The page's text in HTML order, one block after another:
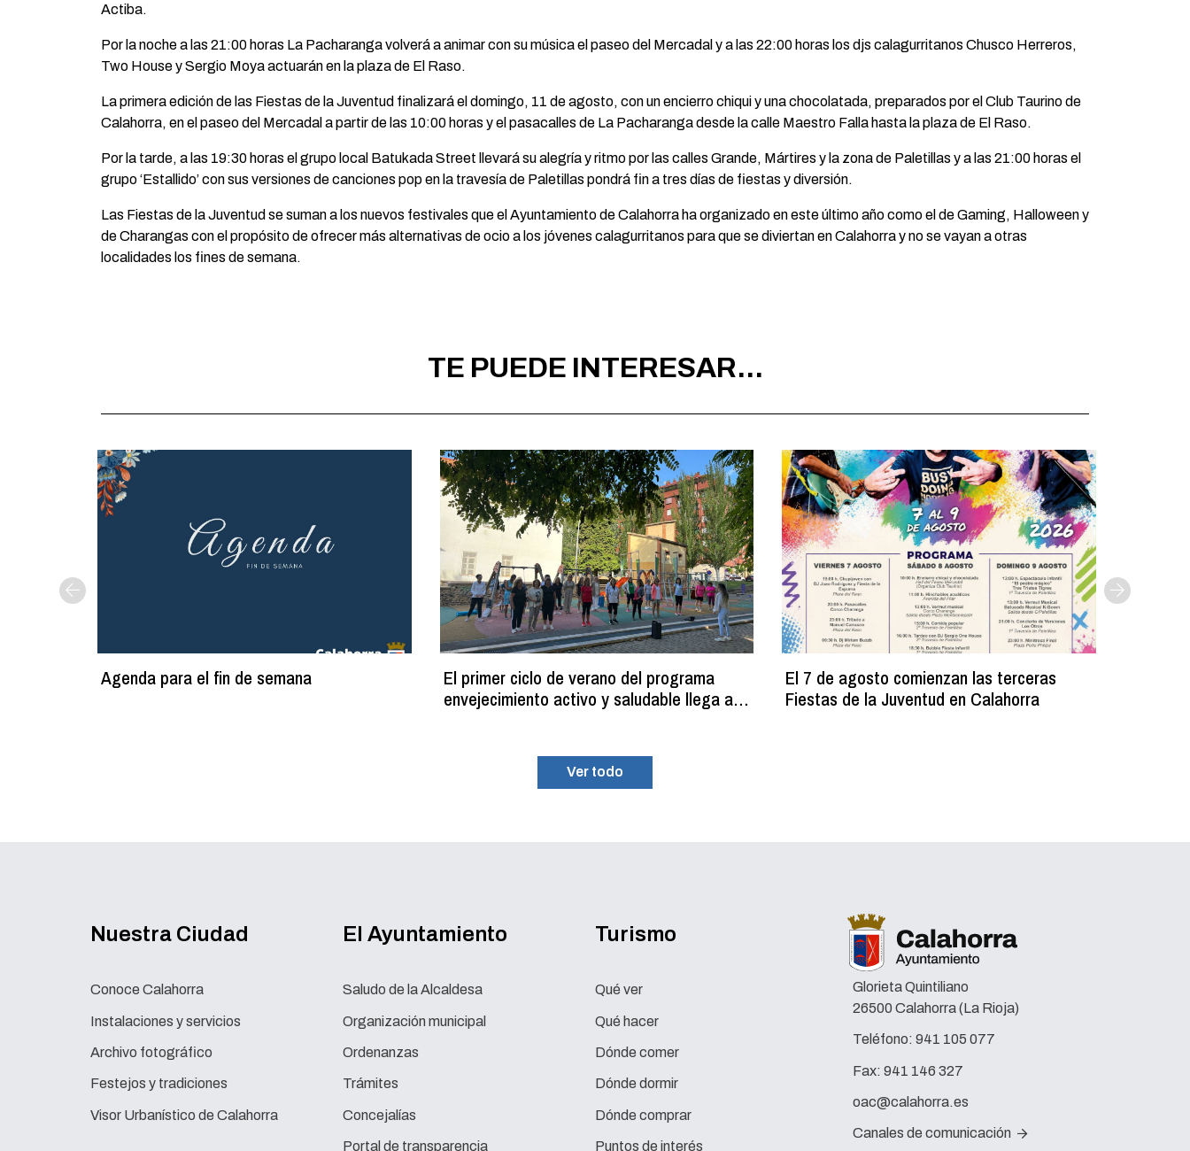
Actiba.
Por la noche a las 21:00 horas La Pacharanga volverá a animar con su música el paseo del Mercadal y a las 22:00 horas los djs calagurritanos Chusco Herreros,
Two House y Sergio Moya actuarán en la plaza de El Raso.
La primera edición de las Fiestas de la Juventud finalizará el domingo, 11 de agosto, con un encierro chiqui y una chocolatada, preparados por el Club Taurino de
Calahorra, en el paseo del Mercadal a partir de las 10:00 horas y el pasacalles de La Pacharanga desde la calle Maestro Falla hasta la plaza de El Raso.
Por la tarde, a las 19:30 horas el grupo local Batukada Street llevará su alegría y ritmo por las calles Grande, Mártires y la zona de Paletillas y a las 21:00 horas el
grupo ‘Estallido’ con sus versiones de canciones pop en la travesía de Paletillas pondrá fin a tres días de fiestas y diversión.
Las Fiestas de la Juventud se suman a los nuevos festivales que el Ayuntamiento de Calahorra ha organizado en este último año como el de Gaming, Halloween y
de Charangas con el propósito de ofrecer más alternativas de ocio a los jóvenes calagurritanos para que se diviertan en Calahorra y no se vayan a otras
localidades los fines de semana.
TE PUEDE INTERESAR...
Agenda para el fin de semana
El primer ciclo de verano del programa
envejecimiento activo y saludable llega a
El 7 de agosto comienzan las terceras
Fiestas de la Juventud en Calahorra
Ver todo
Nuestra Ciudad
Conoce Calahorra
Instalaciones y servicios
Archivo fotográfico
Festejos y tradiciones
Visor Urbanístico de Calahorra
El Ayuntamiento
Saludo de la Alcaldesa
Organización municipal
Ordenanzas
Trámites
Concejalías
Portal de transparencia
Turismo
Qué ver
Qué hacer
Dónde comer
Dónde dormir
Dónde comprar
Puntos de interés
Glorieta Quintiliano
26500 Calahorra (La Rioja)
Teléfono: 941 105 077
Fax: 941 146 327
oac@calahorra.es
Canales de comunicación